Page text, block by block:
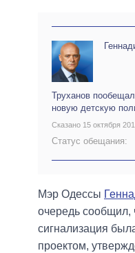
Труханов
новую детскую
Сказано 15 октября
Статус обещания:
Мэр Одессы
очередь сообщил,
сигнализация
проектом,